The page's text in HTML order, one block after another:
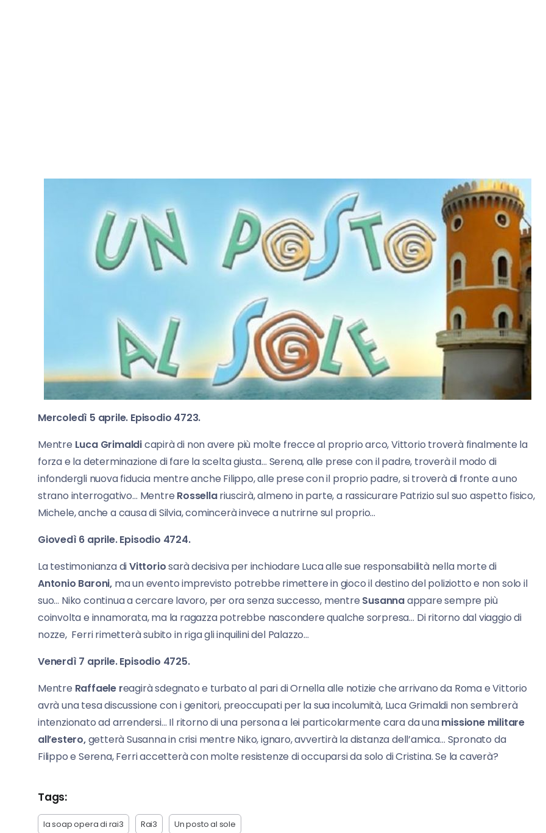
Mercoledì 5 aprile. Episodio 4723.
Mentre Luca Grimaldicapirà di non avere più molte frecce al proprio arco, Vittorio troverà finalmente la
forza e la determinazione di fare la scelta giusta… Serena, alle prese con il padre, troverà il modo di
infondergli nuova fiducia mentre anche Filippo, alle prese con il proprio padre, si troverà di fronte a uno
strano interrogativo… Mentre Rossellariuscirà, almeno in parte, a rassicurare Patrizio sul suo aspetto fisico,
Michele, anche a causa di Silvia, comincerà invece a nutrirne sul proprio…
Giovedì 6 aprile. Episodio 4724.
La testimonianza diVittoriosarà decisiva per inchiodare Luca alle sue responsabilità nella morte di
Antonio Baroni, ma un evento imprevisto potrebbe rimettere in gioco il destino del poliziotto e non solo il
suo… Niko continua a cercare lavoro, per ora senza successo, mentre Susannaappare sempre più
coinvolta e innamorata, ma la ragazza potrebbe nascondere qualche sorpresa… Di ritorno dal viaggio di
nozze, Ferri rimetterà subito in riga gli inquilini del Palazzo…
Venerdì 7 aprile. Episodio 4725.
Mentre Raffaele reagirà sdegnato e turbato al pari di Ornella alle notizie che arrivano da Roma e Vittorio
avrà una tesa discussione con i genitori, preoccupati per la sua incolumità, Luca Grimaldi non sembrerà
intenzionato ad arrendersi… Il ritorno di una persona a lei particolarmente cara da unamissione militare
all’estero,getterà Susanna in crisi mentre Niko, ignaro, avvertirà la distanza dell’amica… Spronato da
Filippo e Serena, Ferri accetterà con molte resistenze di occuparsi da solo di Cristina. Se la caverà?
Tags:
la soap opera di rai3 Rai3 Un posto al sole